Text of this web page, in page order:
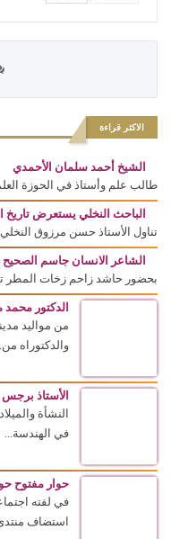
الاكثر قراءة
الشيخ أحمد سلمان الأحمدي
طالب علم وأستاذ في الحوزة
الباحث النخلي يستعرض تاريخ
تناول الأستاذ حسن مرزوق
الشاعر الانسان جاسم الصحيح
بحضور حاشد زاحم زخات المطر
الدكتور
من مواليد
والدكتوراه
الأستاذ
النشأة
في الهندسة...
حوار مفتوح
في لفته
استضاف